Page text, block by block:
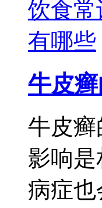
牛皮
牛皮
影响
病症